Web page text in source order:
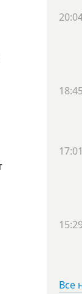
18:45
17:01
Все